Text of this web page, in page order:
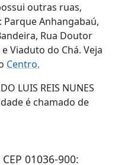
outras ruas,
Anhangabaú,
Rua Doutor
Viaduto do Chá. Veja
Centro.
LUIS REIS NUNES
é chamado de
01036-900: